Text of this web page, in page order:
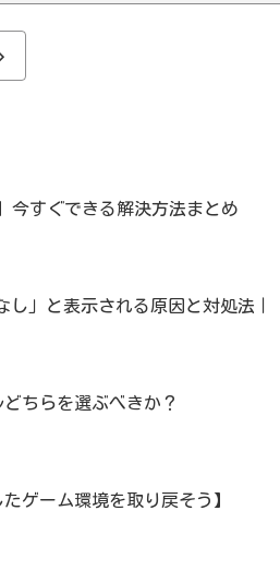
今すぐできる解決方法まとめ
」と表示される原因と対処法｜
ちらを選ぶべきか？
ゲーム環境を取り戻そう】